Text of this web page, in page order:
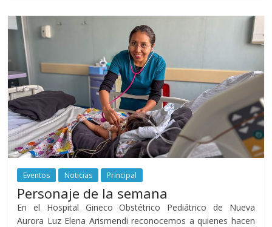
Eventos Noticias Principal
Personaje de la semana
En el Hospital Gineco Obstétrico Pediátrico de Nueva
Aurora Luz Elena Arismendi reconocemos a quienes hacen